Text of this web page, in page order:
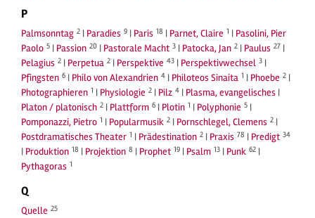
P
Palmsonntag 2 | Paradies 9 | Paris 18 | Parnet, Claire 1 | Pasolini, Pier
Paolo 5 | Passion 20 | Pastorale Macht 3 | Patocka, Jan 2 | Paulus 27 |
Pelagius 2 | Perpetua 2 | Perspektive 43 | Perspektivwechsel 3 |
Pfingsten 6 | Philo von Alexandrien 4 | Philoteos Sinaita 1 | Phoebe 2 |
Photographieren 1 | Physiologie 2 | Pilz 4 | Plasma, evangelisches |
Platon / platonisch 2 | Plattform 6 | Plotin 1 | Polyphonie 5 |
Pomponazzi, Pietro 1 | Popularmusik 2 | Pornschlegel, Clemens 2 |
Postdramatisches Theater 1 | Prädestination 2 | Praxis 78 | Predigt 34
| Produktion 18 | Projektion 8 | Prophet 19 | Psalm 13 | Punk 62 |
Pythagoras 1
Q
Quelle 25